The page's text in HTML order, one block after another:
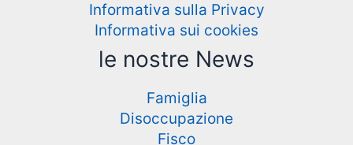
Informativa sulla Privacy
Informativa sui cookies
le nostre News
Famiglia
Disoccupazione
Fisco